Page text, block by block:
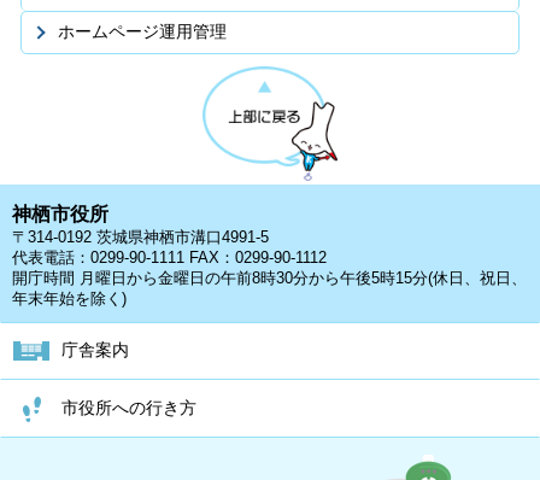
ホームページ運用管理
神栖市役所
〒314-0192 茨城県神栖市溝口4991-5
代表電話：0299-90-1111 FAX：0299-90-1112
開庁時間 月曜日から金曜日の午前8時30分から午後5時15分(休日、祝日、
年末年始を除く)
庁舎案内
市役所への行き方